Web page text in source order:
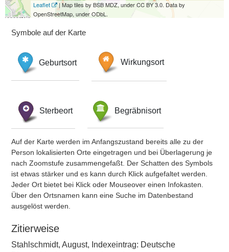
Leaflet
| Map tiles by BSB MDZ, under CC BY 3.0. Data by
OpenStreetMap, under ODbL.
Symbole auf der Karte
Geburtsort Wirkungsort
Sterbeort Begräbnisort
Auf der Karte werden im Anfangszustand bereits alle zu der
Person lokalisierten Orte eingetragen und bei Überlagerung je
nach Zoomstufe zusammengefaßt. Der Schatten des Symbols
ist etwas stärker und es kann durch Klick aufgefaltet werden.
Jeder Ort bietet bei Klick oder Mouseover einen Infokasten.
Über den Ortsnamen kann eine Suche im Datenbestand
ausgelöst werden.
Zitierweise
Stahlschmidt, August, Indexeintrag: Deutsche